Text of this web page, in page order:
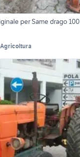
per Same drago 100